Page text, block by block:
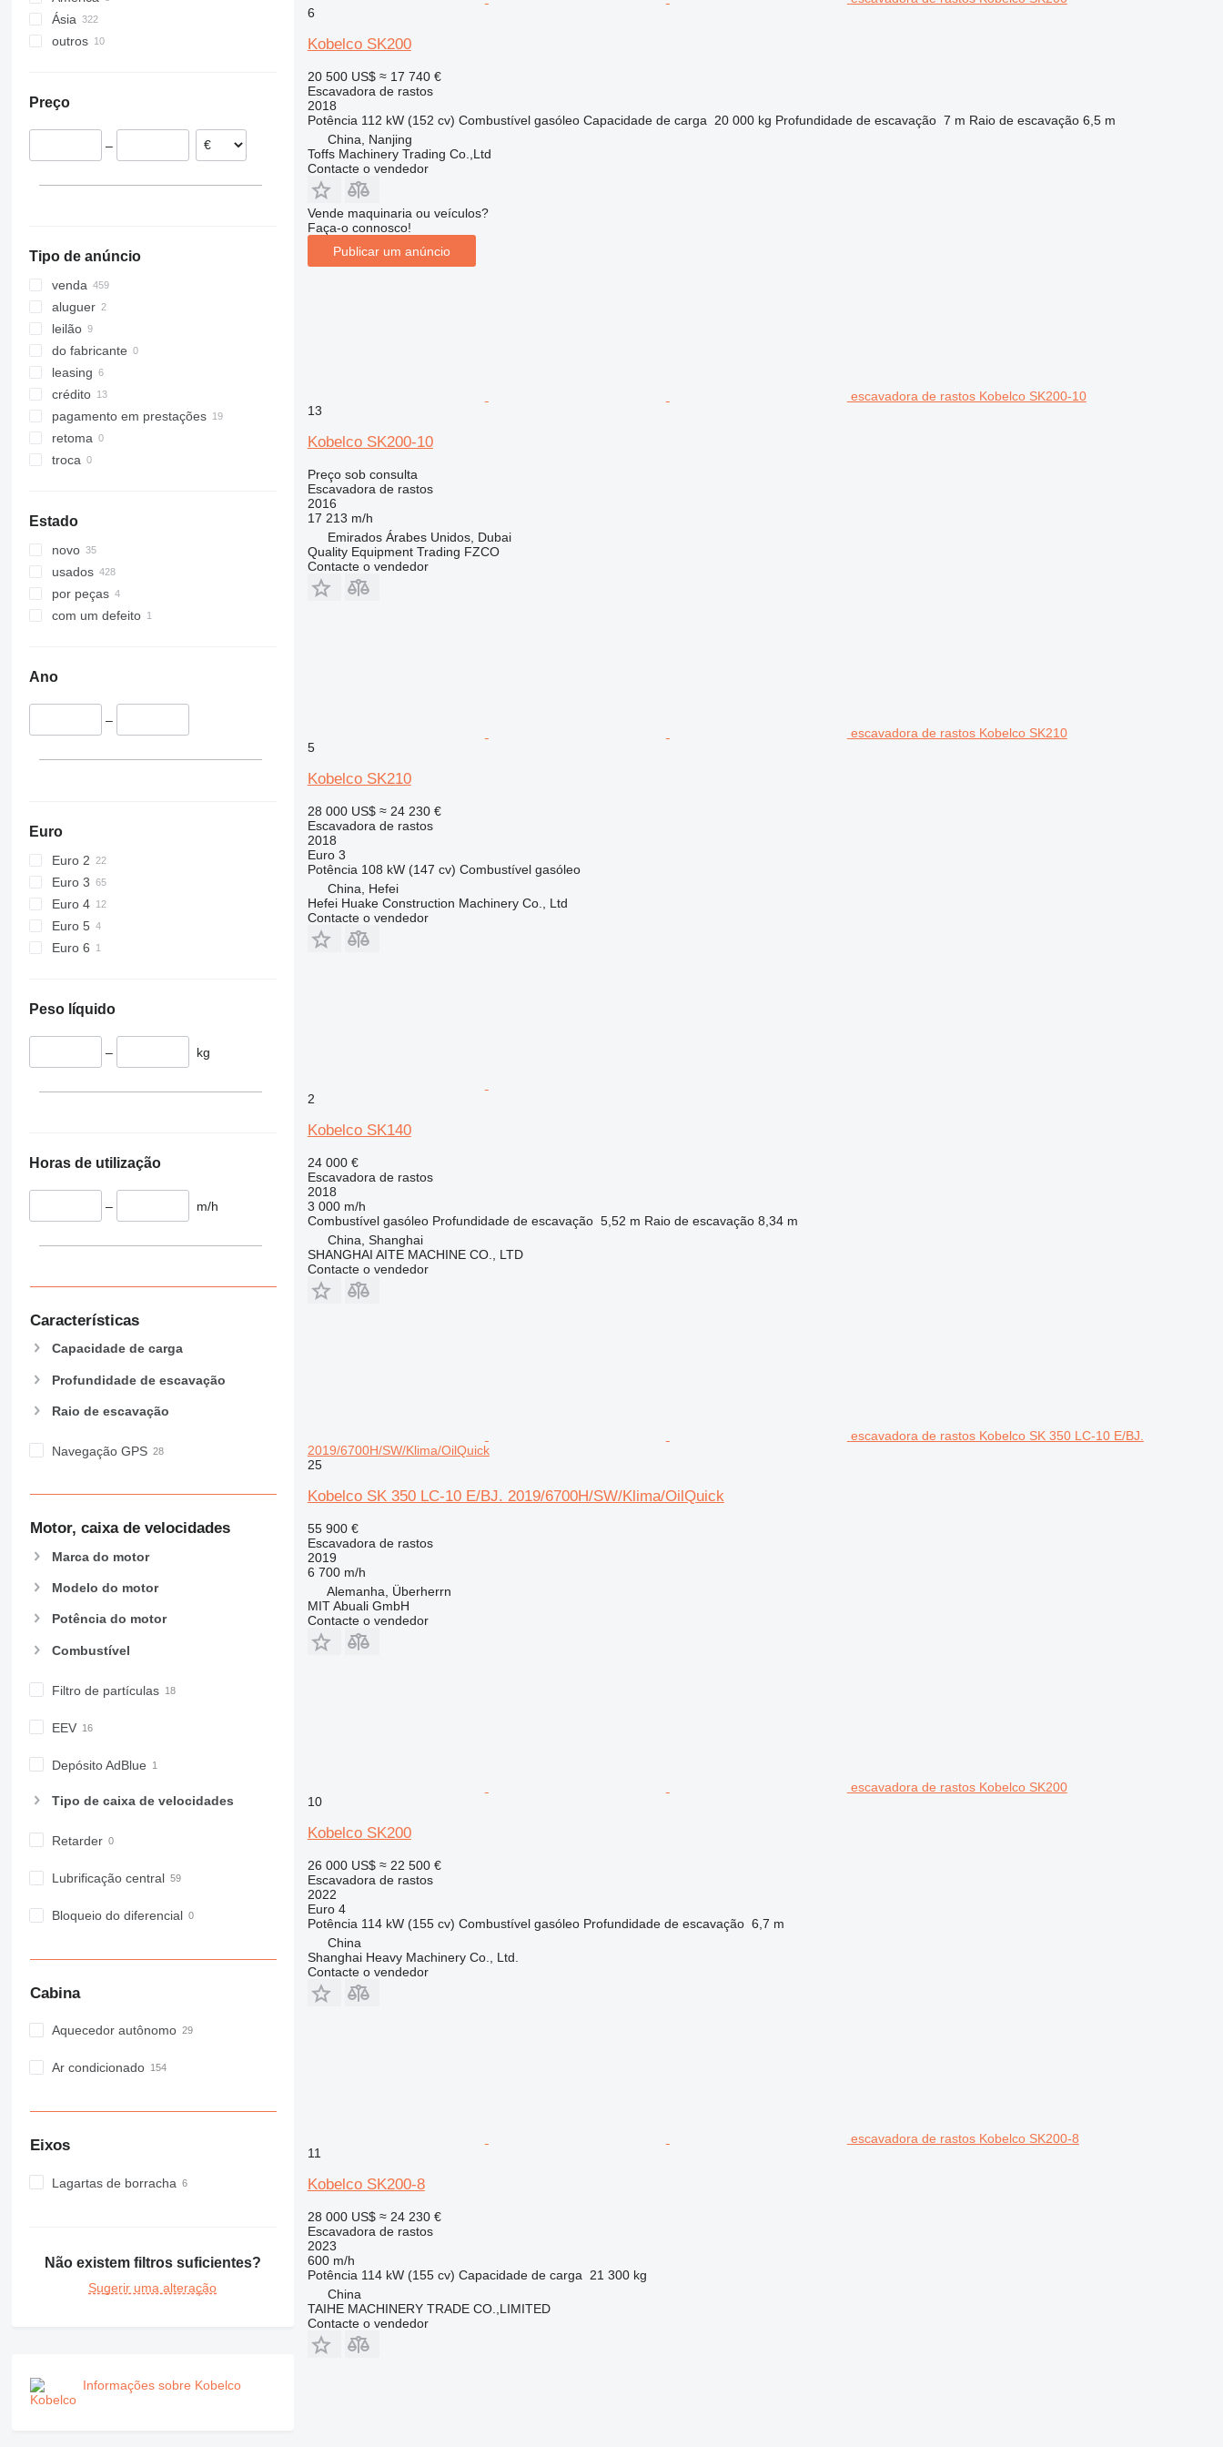
318
319
323
336
340
345
349
350
365
374
375
390
395
E-series
F-series
GC
M-series
PC
SK235
SK250
SK330
SK350
Lituânia
Alemanha
Grã-Bretanha
Letônia
México
Estados Unidos da América
Ásia
China
outros
Austrália
Preço
–
Tipo de anúncio
venda
aluguer
leilão
do fabricante
leasing
crédito
pagamento em prestações
retoma
troca
Estado
novo
usados
por peças
com um defeito
Ano
–
Euro
Euro 2
Euro 3
Euro 4
Euro 5
Euro 6
Peso líquido
– kg
Horas de utilização
– m/h
Características
Capacidade de carga
Profundidade de escavação
Raio de escavação
Navegação GPS
Motor, caixa de velocidades
Marca do motor
Modelo do motor
Potência do motor
Combustível
Filtro de partículas
EEV
Depósito AdBlue
Tipo de caixa de velocidades
Retarder
Lubrificação central
Bloqueio do diferencial
Cabina
Aquecedor autônomo
Ar condicionado
Eixos
Lagartas de borracha
Não existem filtros suficientes?
Sugerir uma alteração
Informações sobre Kobelco
6
Kobelco SK200
20 500 US$ ≈ 17 740 €
Escavadora de rastos
2018
Potência 112 kW (152 cv) Combustível gasóleo Capacidade de carga 20 000 kg Profundidade de escavação 7 m Raio de escavação 6,5 m
China, Nanjing
Toffs Machinery Trading Co.,Ltd
Contacte o vendedor
Vende maquinaria ou veículos?
Faça-o connosco!
Publicar um anúncio
escavadora de rastos Kobelco SK200-10
13
Kobelco SK200-10
Preço sob consulta
Escavadora de rastos
2016
17 213 m/h
Emirados Árabes Unidos, Dubai
Quality Equipment Trading FZCO
Contacte o vendedor
escavadora de rastos Kobelco SK210
5
Kobelco SK210
28 000 US$ ≈ 24 230 €
Escavadora de rastos
2018
Euro 3
Potência 108 kW (147 cv) Combustível gasóleo
China, Hefei
Hefei Huake Construction Machinery Co., Ltd
Contacte o vendedor
2
Kobelco SK140
24 000 €
Escavadora de rastos
2018
3 000 m/h
Combustível gasóleo Profundidade de escavação 5,52 m Raio de escavação 8,34 m
China, Shanghai
SHANGHAI AITE MACHINE CO., LTD
Contacte o vendedor
escavadora de rastos Kobelco SK 350 LC-10 E/BJ.
2019/6700H/SW/Klima/OilQuick
25
Kobelco SK 350 LC-10 E/BJ. 2019/6700H/SW/Klima/OilQuick
55 900 €
Escavadora de rastos
2019
6 700 m/h
Alemanha, Überherrn
MIT Abuali GmbH
Contacte o vendedor
escavadora de rastos Kobelco SK200
10
Kobelco SK200
26 000 US$ ≈ 22 500 €
Escavadora de rastos
2022
Euro 4
Potência 114 kW (155 cv) Combustível gasóleo Profundidade de escavação 6,7 m
China
Shanghai Heavy Machinery Co., Ltd.
Contacte o vendedor
escavadora de rastos Kobelco SK200-8
11
Kobelco SK200-8
28 000 US$ ≈ 24 230 €
Escavadora de rastos
2023
600 m/h
Potência 114 kW (155 cv) Capacidade de carga
21 300 kg
China
TAIHE MACHINERY TRADE CO.,LIMITED
Contacte o vendedor